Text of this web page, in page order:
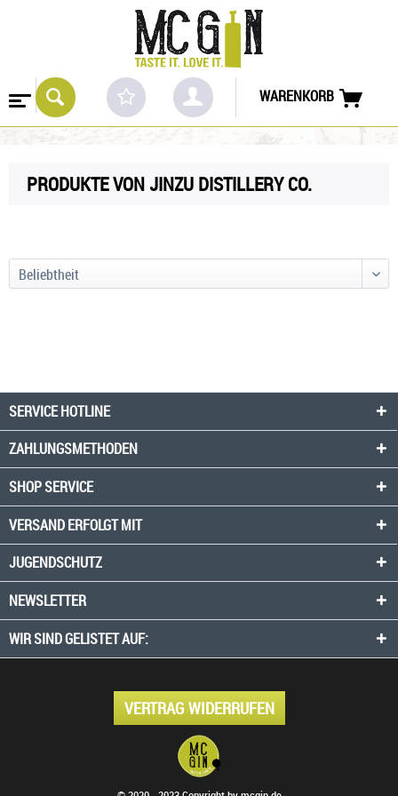
WARENKORB
PRODUKTE VON JINZU DISTILLERY CO.
SERVICE HOTLINE
ZAHLUNGSMETHODEN
SHOP SERVICE
VERSAND ERFOLGT MIT
JUGENDSCHUTZ
NEWSLETTER
WIR SIND GELISTET AUF:
VERTRAG WIDERRUFEN